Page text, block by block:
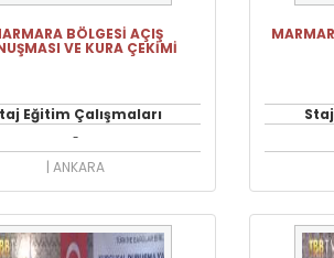
BÖLGESİ AÇIŞ
VE KURA ÇEKİMİ
Eğitim Çalışmaları
-
| ANKARA